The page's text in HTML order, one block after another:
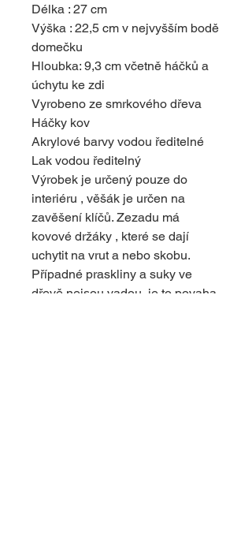
Délka : 27 cm
Výška : 22,5 cm v nejvyšším bodě
domečku
Hloubka: 9,3 cm včetně háčků a
úchytu ke zdi
Vyrobeno ze smrkového dřeva
Háčky kov
Akrylové barvy vodou ředitelné
Lak vodou ředitelný
Výrobek je určený pouze do
interiéru , věšák je určen na
zavěšení klíčů. Zezadu má
kovové držáky , které se dají
uchytit na vrut a nebo skobu.
Případné praskliny a suky ve
dřevě nejsou vadou, je to povaha